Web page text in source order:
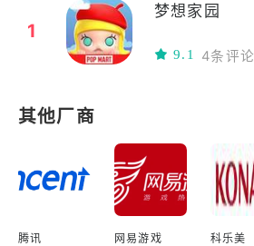
1
梦想家园
9.1 4条评论
其他厂商
腾讯 网易游戏 科乐美